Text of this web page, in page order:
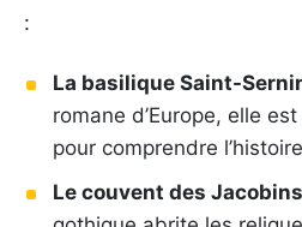
:
La basilique Saint-
romane d’Europe, elle
pour comprendre
Le couvent des